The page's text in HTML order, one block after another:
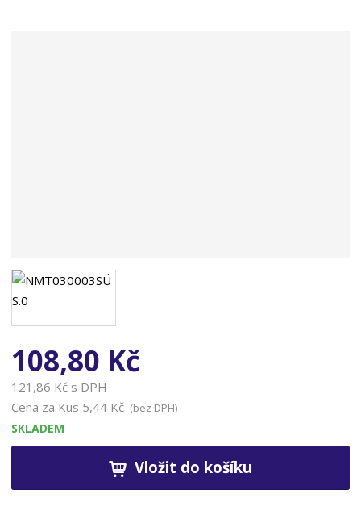
108,80 Kč
121,86 Kč s DPH
Cena za Kus 5,44 Kč (bez DPH)
SKLADEM
Vložit do košíku